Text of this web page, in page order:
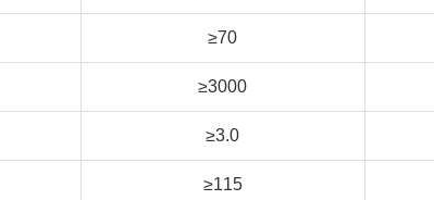
≥70
≥3000
≥3.0
≥115